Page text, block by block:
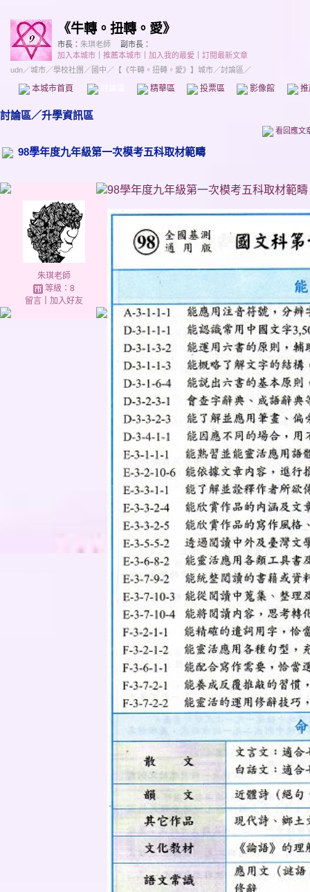
《牛轉。扭轉。愛》
市長： 朱琪老師
副市長：
加入本城市
推薦本城市 加入我的最愛
訂閱最新文章
udn／城市／學校社團 ／國中 ／ 【《牛轉。扭轉。愛》】城市／討論區／
本城市首頁 精華區 投票區 影像館
討論區／升學資訊區
看回應文
98學年度九年級第一次模考五科取材範疇
朱琪老師
等級：8
留言｜ 加入好友
98學年度九年級第一次模考五科取材範疇